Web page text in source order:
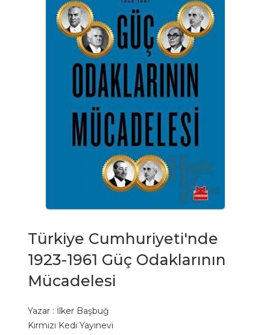
Türkiye Cumhuriyeti'nde
1923-1961 Güç Odaklarının
Mücadelesi
Yazar : İlker Başbuğ
Kırmızı Kedi Yayınevi